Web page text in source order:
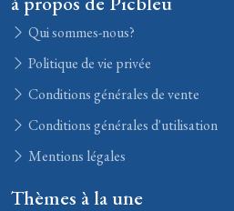
Qui sommes-nous?
Politique de vie privée
Conditions générales de vente
Conditions générales d'utilisation
Mentions légales
Thèmes à la une